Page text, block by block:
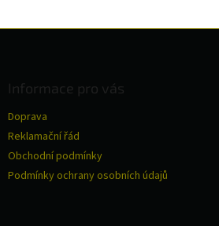
Informace pro vás
Doprava
Reklamační řád
Obchodní podmínky
Podmínky ochrany osobních údajů